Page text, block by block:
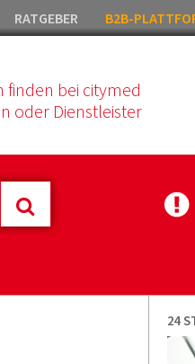
RATGEBER B2B-
finden bei citymed
oder Dienstleister
24